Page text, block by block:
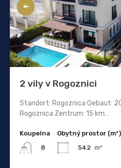
2 vily v Rogoznici
Standort: Rogoznica Gebaut:
Rogoznica Zentrum: 15 km…
Koupelna
8
Obytný prostor (m²)
542 m²